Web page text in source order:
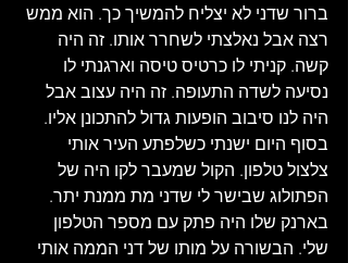
ברור שדני לא יצליח להמשיך כך. הוא ממש
רצה אבל נאלצתי לשחרר אותו. זה היה
קשה. קניתי לו כרטיס טיסה וארגנתי לו
נסיעה לשדה התעופה. זה היה עצוב אבל
היה לנו סיבוב הופעות גדול להתכונן אליו.
בסוף היום ישנתי כשלפתע העיר אותי
צלצול טלפון. הקול שמעבר לקו היה של
הפתולוג שבישר לי שדני מת ממנת יתר.
בארנק שלו היה פתק עם מספר הטלפון
שלי. הבשורה על מותו של דני הממה אותי